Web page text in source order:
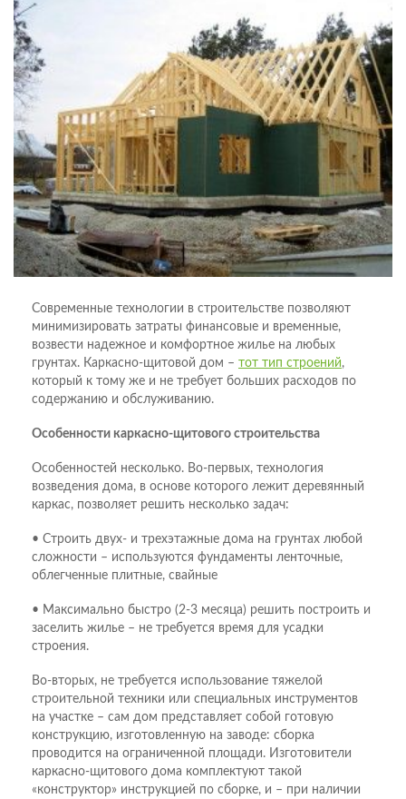
Современные технологии в строительстве позволяют
минимизировать затраты финансовые и временные,
возвести надежное и комфортное жилье на любых
грунтах. Каркасно-щитовой дом – тот тип строений,
который к тому же и не требует больших расходов по
содержанию и обслуживанию.
Особенности каркасно-щитового строительства
Особенностей несколько. Во-первых, технология
возведения дома, в основе которого лежит деревянный
каркас, позволяет решить несколько задач:
• Строить двух- и трехэтажные дома на грунтах любой
сложности – используются фундаменты ленточные,
облегченные плитные, свайные
• Максимально быстро (2-3 месяца) решить построить и
заселить жилье – не требуется время для усадки
строения.
Во-вторых, не требуется использование тяжелой
строительной техники или специальных инструментов
на участке – сам дом представляет собой готовую
конструкцию, изготовленную на заводе: сборка
проводится на ограниченной площади. Изготовители
каркасно-щитового дома комплектуют такой
«конструктор» инструкцией по сборке, и – при наличии